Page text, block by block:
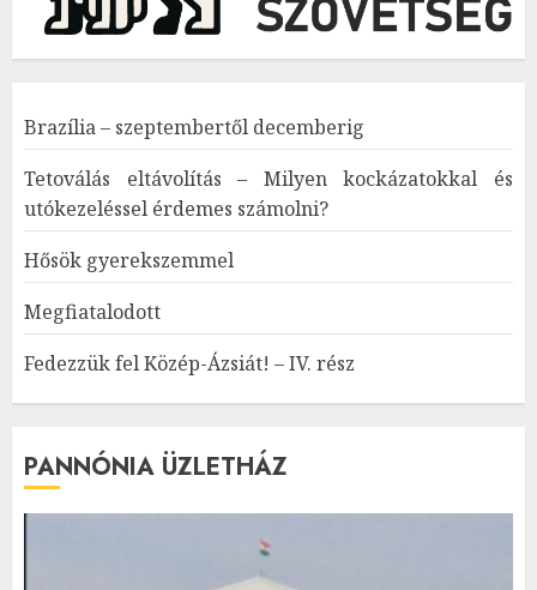
Brazília – szeptembertől decemberig
Tetoválás eltávolítás – Milyen kockázatokkal és
utókezeléssel érdemes számolni?
Hősök gyerekszemmel
Megfiatalodott
Fedezzük fel Közép-Ázsiát! – IV. rész
PANNÓNIA ÜZLETHÁZ